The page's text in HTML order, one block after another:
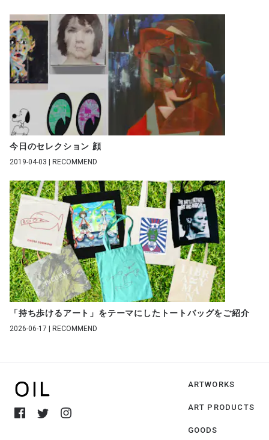
今日のセレクション 顔
2019-04-03 | RECOMMEND
「持ち歩けるアート」をテーマにしたトートバッグをご紹介
2026-06-17 | RECOMMEND
ARTWORKS
ART PRODUCTS
GOODS